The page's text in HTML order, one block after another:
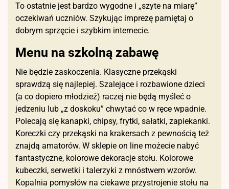
To ostatnie jest bardzo wygodne i „szyte na miarę”
oczekiwań uczniów. Szykując imprezę pamiętaj o
dobrym sprzęcie i szybkim internecie.
Menu na szkolną zabawę
Nie będzie zaskoczenia. Klasyczne przekąski
sprawdzą się najlepiej. Szalejące i rozbawione dzieci
(a co dopiero młodzież) raczej nie będą myśleć o
jedzeniu lub „z doskoku” chwytać co w ręce wpadnie.
Polecają się kanapki, chipsy, frytki, sałatki, zapiekanki.
Koreczki czy przekąski na krakersach z pewnością też
znajdą amatorów. W sklepie on line możecie nabyć
fantastyczne, kolorowe dekoracje stołu. Kolorowe
kubeczki, serwetki i talerzyki z mnóstwem wzorów.
Kopalnia pomysłów na ciekawe przystrojenie stołu na